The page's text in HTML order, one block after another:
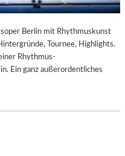
Berlin mit Rhythmuskunst
Tournee, Highlights.
Rhythmus-
Ein ganz außerordentliches